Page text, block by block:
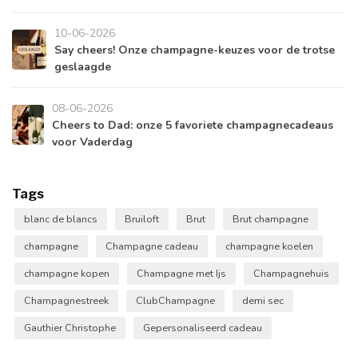
10-06-2026
Say cheers! Onze champagne-keuzes voor de trotse
geslaagde
08-06-2026
Cheers to Dad: onze 5 favoriete champagnecadeaus
voor Vaderdag
Tags
blanc de blancs Bruiloft Brut
Brut champagne
champagne
Champagne cadeau
champagne koelen
champagne kopen
Champagne met Ijs
Champagnehuis
Champagnestreek
ClubChampagne
demi sec
Gauthier Christophe
Gepersonaliseerd cadeau